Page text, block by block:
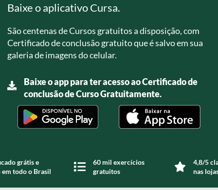
Baixe o aplicativo Cursa.
São centenas de Cursos gratuitos a disposição, com
Certificado de conclusão gratuito que é salvo em sua
galeria de imagens do celular.
Baixe o app para ter acesso ao Certificado de
conclusão de Curso Gratuitamente.
grátis e
todo o Brasil
60 mil exercícios
gratuitos
4,8/5
nas